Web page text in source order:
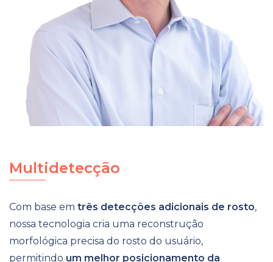
Multidetecção
Com base em três detecções adicionais de rosto,
nossa tecnologia cria uma reconstrução
morfológica precisa do rosto do usuário,
permitindo um melhor posicionamento da